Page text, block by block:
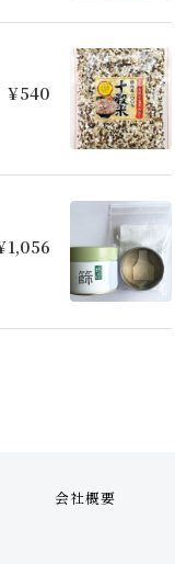
¥540
¥1,056
会社概要